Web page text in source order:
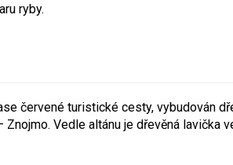
ryby.
červené turistické cesty, vybudován
Vedle altánu je dřevěná lavička